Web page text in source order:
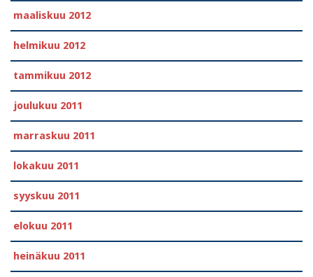
maaliskuu 2012
helmikuu 2012
tammikuu 2012
joulukuu 2011
marraskuu 2011
lokakuu 2011
syyskuu 2011
elokuu 2011
heinäkuu 2011